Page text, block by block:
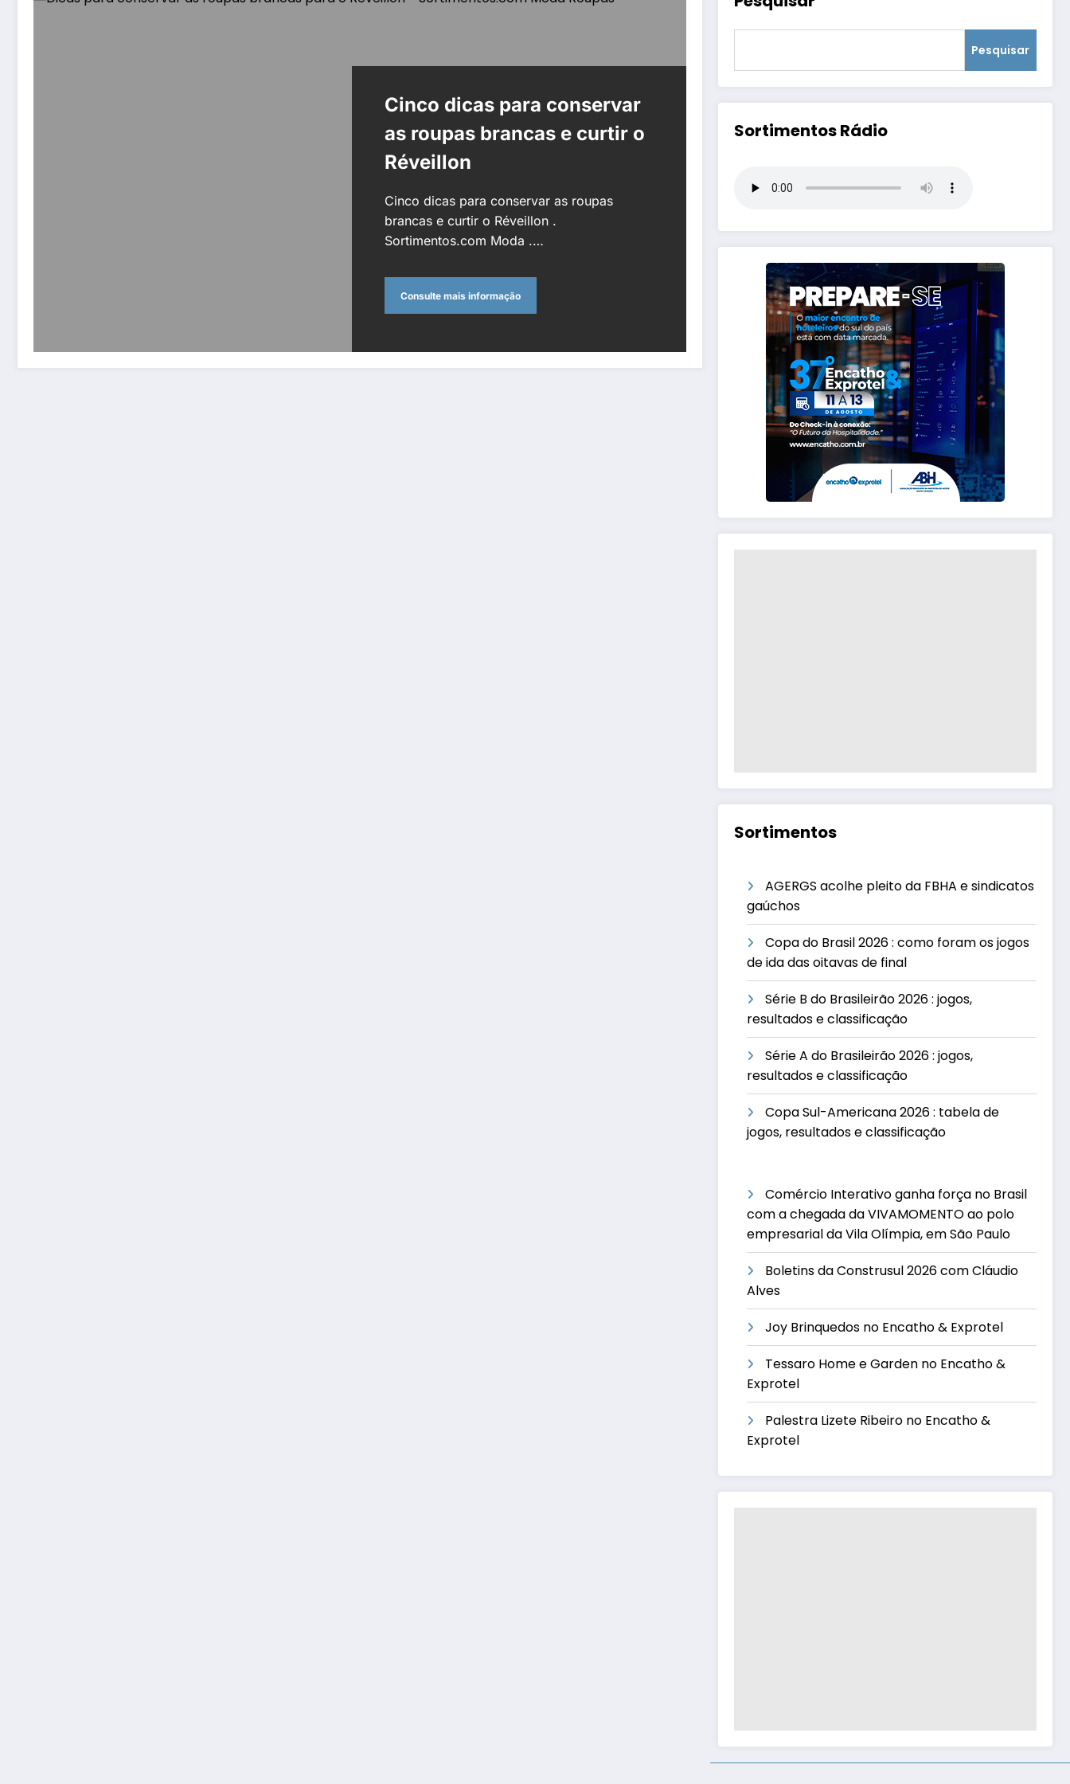
Cinco dicas para conservar
as roupas brancas e curtir o
Réveillon
Cinco dicas para conservar as roupas
brancas e curtir o Réveillon .
Sortimentos.com Moda .…
Consulte mais informação
Pesquisar
Sortimentos Rádio
Sortimentos
AGERGS acolhe pleito da FBHA e sindicatos
gaúchos
Copa do Brasil 2026 : como foram os jogos
de ida das oitavas de final
Série B do Brasileirão 2026 : jogos,
resultados e classificação
Série A do Brasileirão 2026 : jogos,
resultados e classificação
Copa Sul-Americana 2026 : tabela de
jogos, resultados e classificação
Comércio Interativo ganha força no Brasil
com a chegada da VIVAMOMENTO ao polo
empresarial da Vila Olímpia, em São Paulo
Boletins da Construsul 2026 com Cláudio
Alves
Joy Brinquedos no Encatho & Exprotel
Tessaro Home e Garden no Encatho &
Exprotel
Palestra Lizete Ribeiro no Encatho &
Exprotel